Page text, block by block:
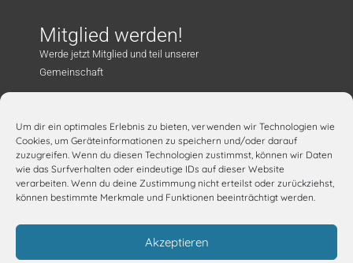
Um dir ein optimales Erlebnis zu bieten, verwenden wir Technologien wie
Cookies, um Geräteinformationen zu speichern und/oder darauf
zuzugreifen. Wenn du diesen Technologien zustimmst, können wir Daten
wie das Surfverhalten oder eindeutige IDs auf dieser Website
verarbeiten. Wenn du deine Zustimmung nicht erteilst oder zurückziehst,
können bestimmte Merkmale und Funktionen beeinträchtigt werden.
Akzeptieren
Mitglied werden!
Werde jetzt Mitglied und teil unserer
Gemeinschaft
Kontakt
Familienzentrum „Müze“ e.V. – Mehrgenerationenhaus
Joseph-Schneider-Str. 1, 65549 Limburg
E-Mail: info@muetterzentrum-limburg.de